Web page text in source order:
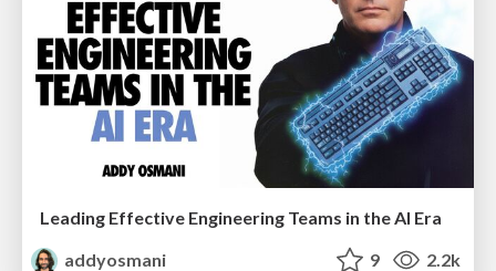
Leading Effective Engineering Teams in the AI Era
addyosmani
9 2.2k